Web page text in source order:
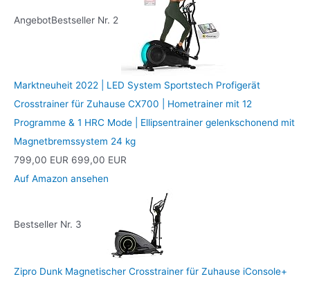
AngebotBestseller Nr. 2
Marktneuheit 2022 | LED System Sportstech Profigerät
Crosstrainer für Zuhause CX700 | Hometrainer mit 12
Programme & 1 HRC Mode | Ellipsentrainer gelenkschonend mit
Magnetbremssystem 24 kg
799,00 EUR 699,00 EUR
Auf Amazon ansehen
Bestseller Nr. 3
Zipro Dunk Magnetischer Crosstrainer für Zuhause iConsole+